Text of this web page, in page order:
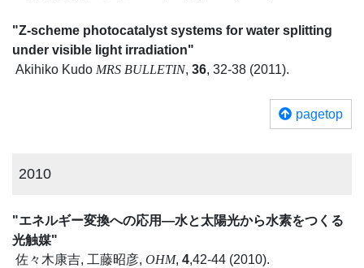
"Z-scheme photocatalyst systems for water splitting
under visible light irradiation"
Akihiko Kudo MRS BULLETIN, 36, 32-38 (2011).
pagetop
2010
"エネルギー変換への応用―水と太陽光から水素をつくる
光触媒"
佐々木康吉, 工藤昭彦, OHM, 4,42-44 (2010).